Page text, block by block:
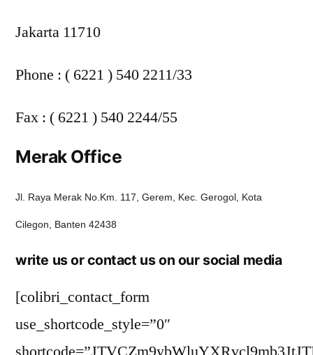
Jakarta 11710
Phone : ( 6221 ) 540 2211/33
Fax : ( 6221 ) 540 2244/55
Merak Office
Jl. Raya Merak No.Km. 117, Gerem, Kec. Gerogol, Kota
Cilegon, Banten 42438
write us or contact us on our social media
[colibri_contact_form
use_shortcode_style=”0″